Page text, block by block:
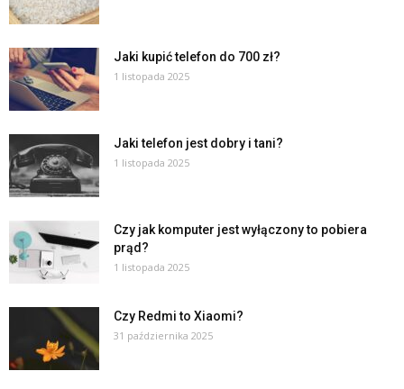
Jaki kupić telefon do 700 zł?
1 listopada 2025
Jaki telefon jest dobry i tani?
1 listopada 2025
Czy jak komputer jest wyłączony to pobiera
prąd?
1 listopada 2025
Czy Redmi to Xiaomi?
31 października 2025